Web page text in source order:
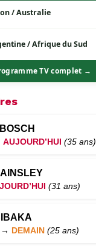
/ Australie
/ Afrique du Sud
TV complet →
AUJOURD’HUI (35 ans)
(31 ans)
→ DEMAIN (25 ans)